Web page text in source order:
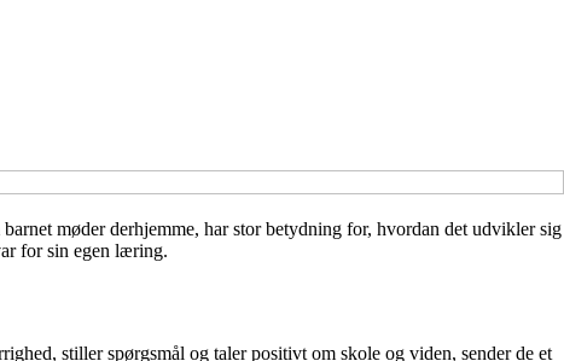
møder derhjemme, har stor betydning for, hvordan det udvikler sig
for sin egen læring.
stiller spørgsmål og taler positivt om skole og viden, sender de et